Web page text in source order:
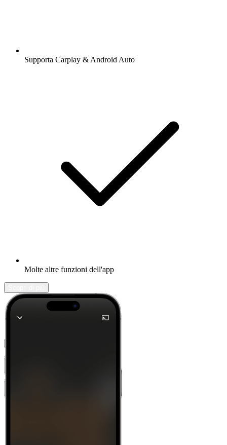
Supporta Carplay & Android Auto
Molte altre funzioni dell'app